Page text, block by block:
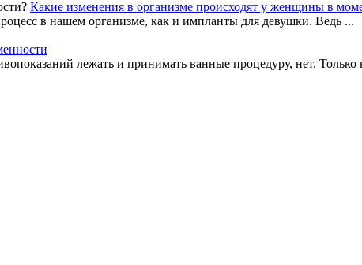
Какие изменения в организме происходят у женщины в
в нашем организме, как и импланты для девушки. Ведь ...
лежать и принимать ванные процедуру, нет.